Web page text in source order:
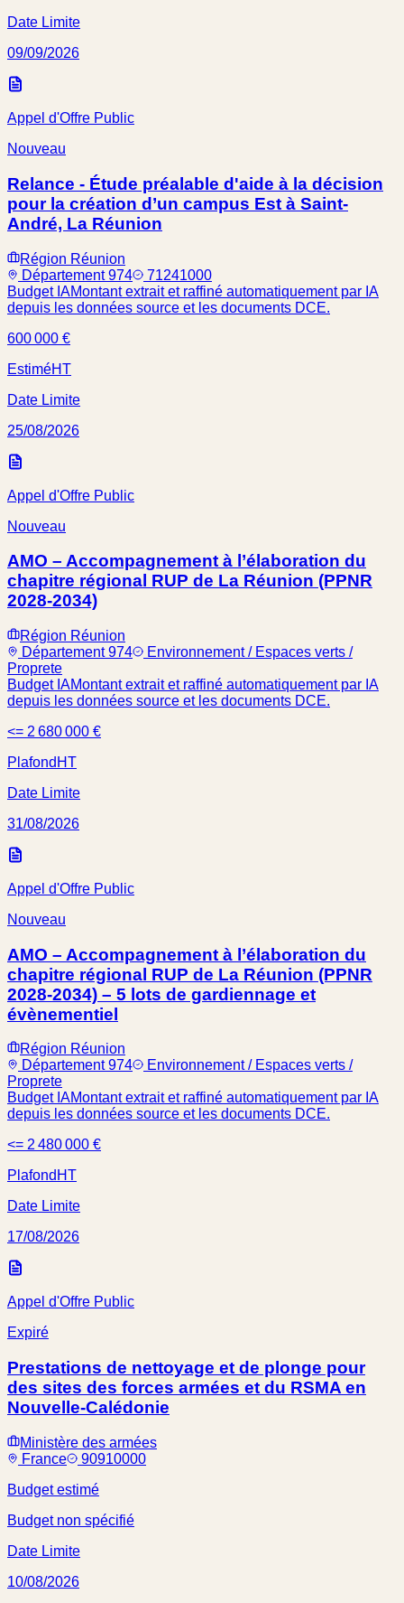
Date Limite
09/09/2026
Appel d'Offre Public
Nouveau
Relance - Étude préalable d'aide à la décision
pour la création d’un campus Est à Saint-
André, La Réunion
Région Réunion
Département 974
71241000
Budget IAMontant extrait et raffiné automatiquement par IA
depuis les données source et les documents DCE.
600 000 €
EstiméHT
Date Limite
25/08/2026
Appel d'Offre Public
Nouveau
AMO – Accompagnement à l’élaboration du
chapitre régional RUP de La Réunion (PPNR
2028-2034)
Région Réunion
Département 974
Environnement / Espaces verts /
Proprete
Budget IAMontant extrait et raffiné automatiquement par IA
depuis les données source et les documents DCE.
<= 2 680 000 €
Plafond HT
Date Limite
31/08/2026
Appel d'Offre Public
Nouveau
AMO – Accompagnement à l’élaboration du
chapitre régional RUP de La Réunion (PPNR
2028-2034) – 5 lots de gardiennage et
évènementiel
Région Réunion
Département 974
Environnement / Espaces verts /
Proprete
Budget IAMontant extrait et raffiné automatiquement par IA
depuis les données source et les documents DCE.
<= 2 480 000 €
Plafond HT
Date Limite
17/08/2026
Appel d'Offre Public
Expiré
Prestations de nettoyage et de plonge pour
des sites des forces armées et du RSMA en
Nouvelle-Calédonie
Ministère des armées
France
90910000
Budget estimé
Budget non spécifié
Date Limite
10/08/2026